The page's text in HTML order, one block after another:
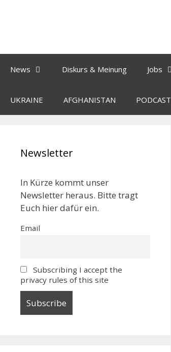
News Diskurs & Meinung Jobs
UKRAINE AFGHANISTAN PODCAST
Newsletter
In Kürze kommt unser
Newsletter heraus. Bitte tragt
Euch hier dafür ein.
Email
Subscribing I accept the
privacy rules of this site